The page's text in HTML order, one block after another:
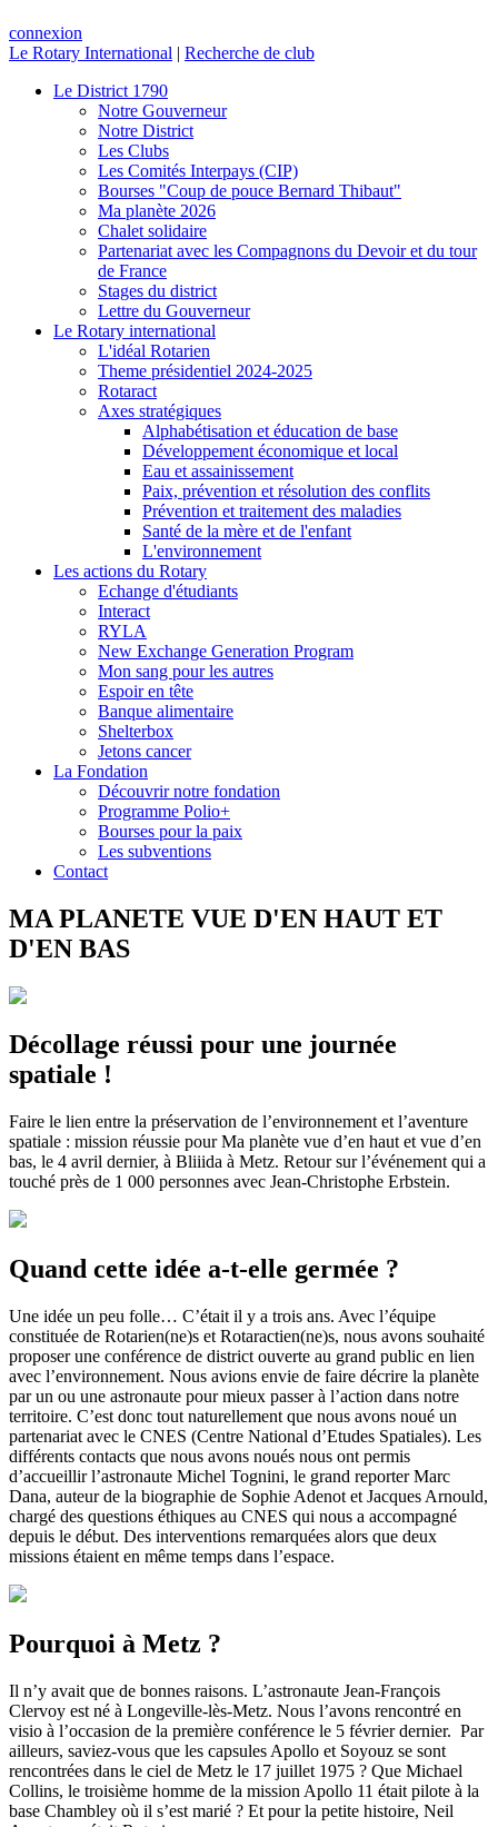
connexion
Le Rotary International | Recherche de club
Le District 1790
Notre Gouverneur
Notre District
Les Clubs
Les Comités Interpays (CIP)
Bourses "Coup de pouce Bernard Thibaut"
Ma planète 2026
Chalet solidaire
Partenariat avec les Compagnons du Devoir et du tour
de France
Stages du district
Lettre du Gouverneur
Le Rotary international
L'idéal Rotarien
Theme présidentiel 2024-2025
Rotaract
Axes stratégiques
Alphabétisation et éducation de base
Développement économique et local
Eau et assainissement
Paix, prévention et résolution des conflits
Prévention et traitement des maladies
Santé de la mère et de l'enfant
L'environnement
Les actions du Rotary
Echange d'étudiants
Interact
RYLA
New Exchange Generation Program
Mon sang pour les autres
Espoir en tête
Banque alimentaire
Shelterbox
Jetons cancer
La Fondation
Découvrir notre fondation
Programme Polio+
Bourses pour la paix
Les subventions
Contact
MA PLANETE VUE D'EN HAUT ET
D'EN BAS
Décollage réussi pour une journée
spatiale !
Faire le lien entre la préservation de l’environnement et l’aventure
spatiale : mission réussie pour Ma planète vue d’en haut et vue d’en
bas, le 4 avril dernier, à Bliiida à Metz. Retour sur l’événement qui a
touché près de 1 000 personnes avec Jean-Christophe Erbstein.
Quand cette idée a-t-elle germée ?
Une idée un peu folle… C’était il y a trois ans. Avec l’équipe
constituée de Rotarien(ne)s et Rotaractien(ne)s, nous avons souhaité
proposer une conférence de district ouverte au grand public en lien
avec l’environnement. Nous avions envie de faire décrire la planète
par un ou une astronaute pour mieux passer à l’action dans notre
territoire. C’est donc tout naturellement que nous avons noué un
partenariat avec le CNES (Centre National d’Etudes Spatiales). Les
différents contacts que nous avons noués nous ont permis
d’accueillir l’astronaute Michel Tognini, le grand reporter Marc
Dana, auteur de la biographie de Sophie Adenot et Jacques Arnould,
chargé des questions éthiques au CNES qui nous a accompagné
depuis le début. Des interventions remarquées alors que deux
missions étaient en même temps dans l’espace.
Pourquoi à Metz ?
Il n’y avait que de bonnes raisons. L’astronaute Jean-François
Clervoy est né à Longeville-lès-Metz. Nous l’avons rencontré en
visio à l’occasion de la première conférence le 5 février dernier. Par
ailleurs, saviez-vous que les capsules Apollo et Soyouz se sont
rencontrées dans le ciel de Metz le 17 juillet 1975 ? Que Michael
Collins, le troisième homme de la mission Apollo 11 était pilote à la
base Chambley où il s’est marié ? Et pour la petite histoire, Neil